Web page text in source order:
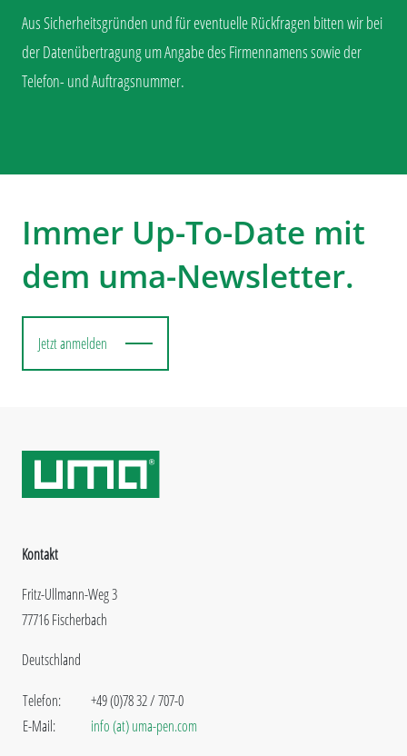
Aus Sicherheitsgründen und für eventuelle Rückfragen bitten wir bei
der Datenübertragung um Angabe des Firmennamens sowie der
Telefon- und Auftragsnummer.
Immer Up-To-Date mit
dem uma-Newsletter.
Jetzt anmelden
Kontakt
Fritz-Ullmann-Weg 3
77716 Fischerbach
Deutschland
Telefon:
E-Mail:
+49 (0)78 32 / 707-0
info (at) uma-pen.com